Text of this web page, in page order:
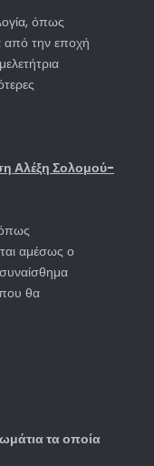
όπως
από την εποχή
Αλέξη Σολομού-
αμέσως ο
που θα
τα οποία